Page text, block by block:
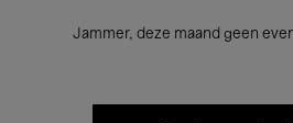
Jammer, deze maand geen